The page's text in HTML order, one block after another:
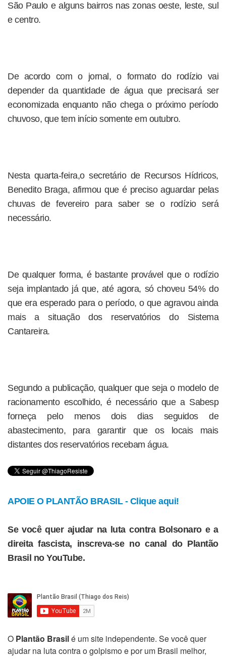
São Paulo e alguns bairros nas zonas oeste, leste, sul
e centro.
De acordo com o jornal, o formato do rodízio vai
depender da quantidade de água que precisará ser
economizada enquanto não chega o próximo período
chuvoso, que tem início somente em outubro.
Nesta quarta-feira,o secretário de Recursos Hídricos,
Benedito Braga, afirmou que é preciso aguardar pelas
chuvas de fevereiro para saber se o rodízio será
necessário.
De qualquer forma, é bastante provável que o rodízio
seja implantado já que, até agora, só choveu 54% do
que era esperado para o período, o que agravou ainda
mais a situação dos reservatórios do Sistema
Cantareira.
Segundo a publicação, qualquer que seja o modelo de
racionamento escolhido, é necessário que a Sabesp
forneça pelo menos dois dias seguidos de
abastecimento, para garantir que os locais mais
distantes dos reservatórios recebam água.
APOIE O PLANTÃO BRASIL - Clique aqui!
Se você quer ajudar na luta contra Bolsonaro e a
direita fascista, inscreva-se no canal do Plantão
Brasil no YouTube.
O Plantão Brasilé um site independente. Se você quer
ajudar na luta contra o golpismo e por um Brasil melhor,